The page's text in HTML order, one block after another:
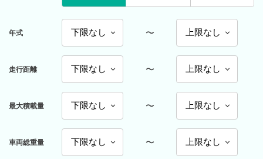
年式 〜
走行距離 〜
最大積載量 〜
車両総重量 〜